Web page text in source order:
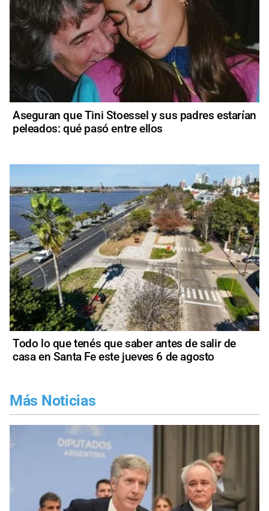
Aseguran que Tini Stoessel y sus padres estarían
peleados: qué pasó entre ellos
Todo lo que tenés que saber antes de salir de
casa en Santa Fe este jueves 6 de agosto
Más Noticias